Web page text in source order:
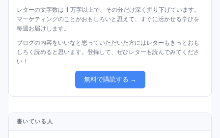
レターの文字数は 1 万字以上で、その分だけ深く掘り下げています。
マーケティングのことがおもしろいと思えて、すぐに活かせる学びを
毎週お届けします。
ブログの内容をいいなと思っていただいた方にはレターもきっとおも
しろく読めると思います。登録して、ぜひレターも読んでみてくださ
い！
無料で購読する →
書いている人